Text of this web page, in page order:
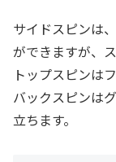
サイドスピンは
ができますが、
トップスピンは
バックスピンは
立ちます。